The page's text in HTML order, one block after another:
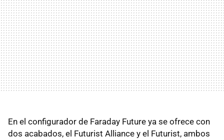
En el configurador de Faraday Future ya se ofrece con
dos acabados, el Futurist Alliance y el Futurist, ambos